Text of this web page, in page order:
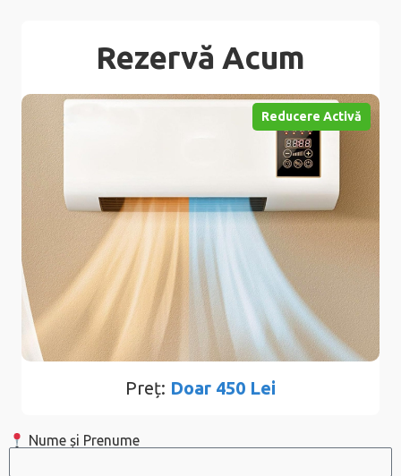
Rezervă Acum
Reducere Activă
Preț: Doar 450 Lei
Nume și Prenume